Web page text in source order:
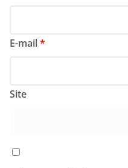
E-mail*
Site